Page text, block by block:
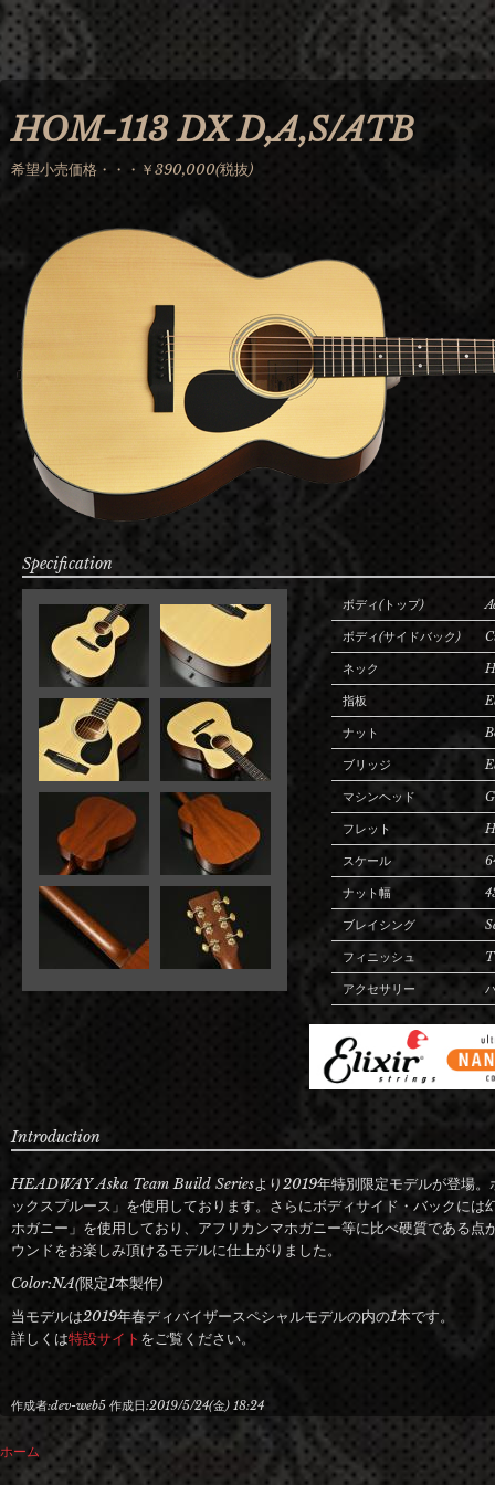
Jump to navigation
HOM-113 DX D,A,S/ATB
希望小売価格・・・￥390,000(税抜)
Specification
ボディ(トップ)
ボディ(サイドバック)
ネック
指板
ナット
ブリッジ
マシンヘッド
フレット
スケール
ナット幅
ブレイシング
フィニッシュ
アクセサリー
Introduction
HEADWAY Aska Team Build Seriesより2019年特別限定モデルが登場。
ックスプルース」を使用しております。さらにボディサイド・バックに
ホガニー」を使用しており、アフリカンマホガニー等に比べ硬質である点
ウンドをお楽しみ頂けるモデルに仕上がりました。
Color:NA(限定1本製作)
当モデルは2019年春ディバイザースペシャルモデルの内の1本です。
詳しくは特設サイト をご覧ください。
作成者:dev-web5 作成日:2019/5/24(金) 18:24
ホーム